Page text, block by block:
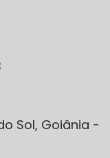
Sol, Goiânia -